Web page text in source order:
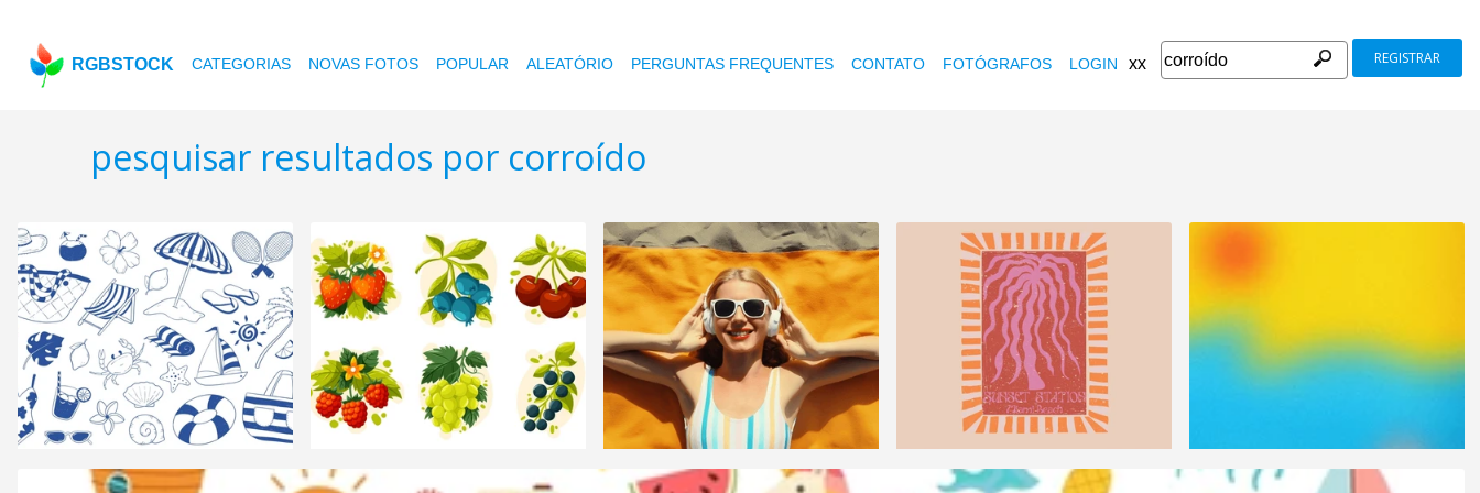
RGBSTOCK CATEGORIAS NOVAS FOTOS POPULAR ALEATÓRIO PERGUNTAS FREQUENTES CONTATO FOTÓGRAFOS LOGIN xx REGISTRAR
pesquisar resultados por corroído